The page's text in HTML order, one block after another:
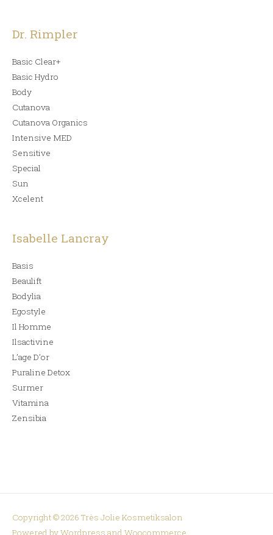
Dr. Rimpler
Basic Clear+
Basic Hydro
Body
Cutanova
Cutanova Organics
Intensive MED
Sensitive
Special
Sun
Xcelent
Isabelle Lancray
Basis
Beaulift
Bodylia
Egostyle
Il Homme
Ilsactivine
L’age D’or
Puraline Detox
Surmer
Vitamina
Zensibia
Copyright © 2026 Très Jolie Kosmetiksalon
Powered by Wordpress and Woocommerce